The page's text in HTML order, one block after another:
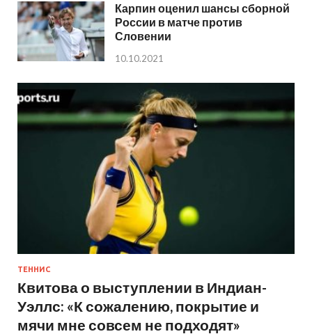
Карпин оценил шансы сборной
России в матче против
Словении
10.10.2021
ТЕННИС
Квитова о выступлении в Индиан-
Уэллс: «К сожалению, покрытие и
мячи мне совсем не подходят»